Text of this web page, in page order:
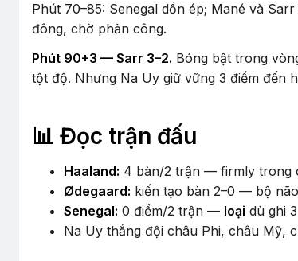
Phút 70–85: Senegal dồn ép; Mané và
đông, chờ phản công.
Phút 90+3 — Sarr 3–2. Bóng bật trong
tột độ. Nhưng Na Uy giữ vững 3 điểm đến
📊 Đọc trận đấu
Haaland: 4 bàn/2 trận — firmly trong
Ødegaard: kiến tạo bàn 2–0 — bộ
Senegal: 0 điểm/2 trận — loại dù ghi
Na Uy thắng đội châu Phi, châu Mỹ,